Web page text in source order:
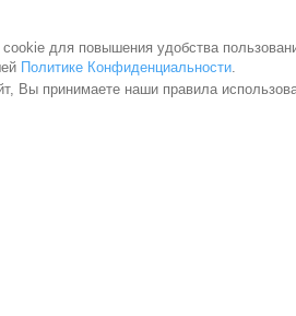
для повышения удобства
Политике Конфиденциальности
Вы принимаете наши правила